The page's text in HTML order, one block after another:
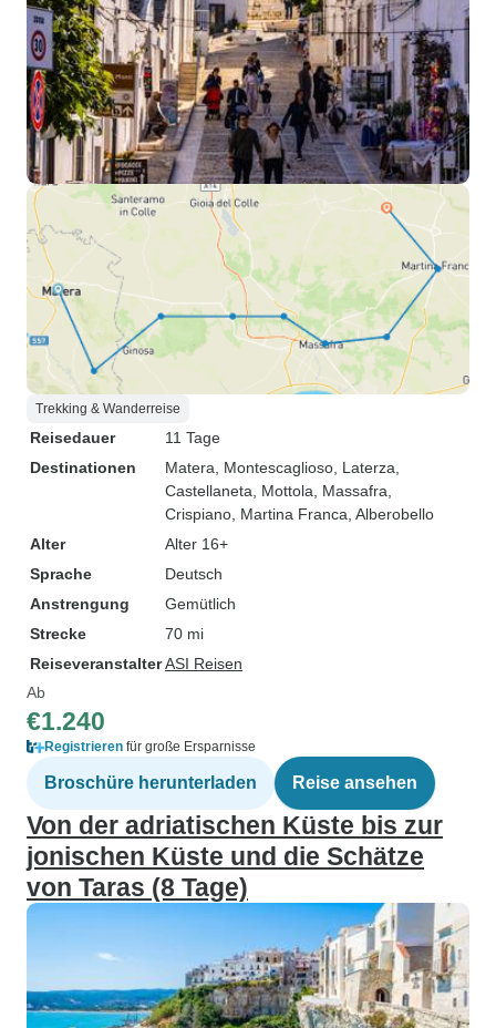
Trekking & Wanderreise
Reisedauer
11 Tage
Destinationen
Matera , Montescaglioso , Laterza
Castellaneta , Mottola , Massafra
Crispiano , Martina Franca , Alberobello
Alter
Alter 16+
Sprache
Deutsch
Anstrengung
Gemütlich
Strecke
70 mi
ReiseveranstalterASI Reisen
Ab
€1.240
Registrieren für große Ersparnisse
Broschüre herunterladen Reise ansehen
Von der adriatischen Küste bis zur
jonischen Küste und die Schätze
von Taras (8 Tage)